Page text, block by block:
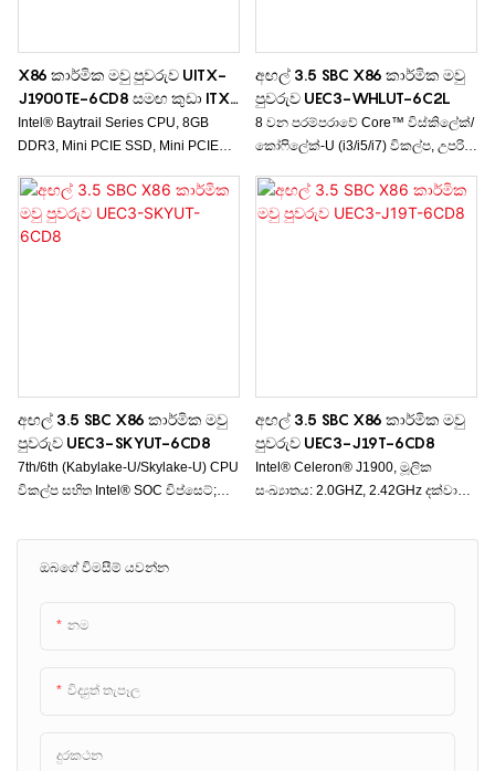
ඔබගේ විමසීම් යවන්න
නම
විද්‍යුත් තැපෑල
දුරකථන
X86 කාර්මික මවු පුවරුව UITX-
J1900TE-6CD8 සමඟ කුඩා ITX
ස්වාධීන CPU
Intel® Baytrail Series CPU, 8GB
DDR3, Mini PCIE SSD, Mini PCIE
සඳහා සහය දක්වයි.
අඟල් 3.5 SBC X86 කාර්මික මවු
පුවරුව UEC3-WHLUT-6C2L
8 වන පරම්පරාවේ Core™ විස්කිලේක්/
කෝෆිලේක්-U (i3/i5/i7) විකල්ප, උපරිම
සංදර්ශක සඳහා සහය දක්වයි, USB 10
සහ COM 6ක් සහිත Intel® SOC
අඟල් 3.5 SBC X86 කාර්මික මවු
පුවරුව UEC3-SKYUT-6CD8
7th/6th (Kabylake-U/Skylake-U) CPU
විකල්ප සහිත Intel® SOC චිප්සෙට්;
USB නූල් 10ක් සහ COM 6ක්
අඟල් 3.5 SBC X86 කාර්මික මවු
පුවරුව UEC3-J19T-6CD8
Intel® Celeron® J1900, මූලික
සංඛ්‍යාතය: 2.0GHZ, 2.42GHz දක්වා
ඉන් HD ග්‍රැෆික්ස්, 4K සංදර්ශකය, USB